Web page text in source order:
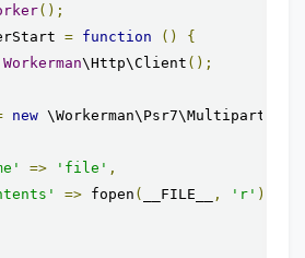
();
= function ()
{
Workerman\Http\Client ();
new
=> 'file' ,
=> fopen ( __FILE__ , 'r' )